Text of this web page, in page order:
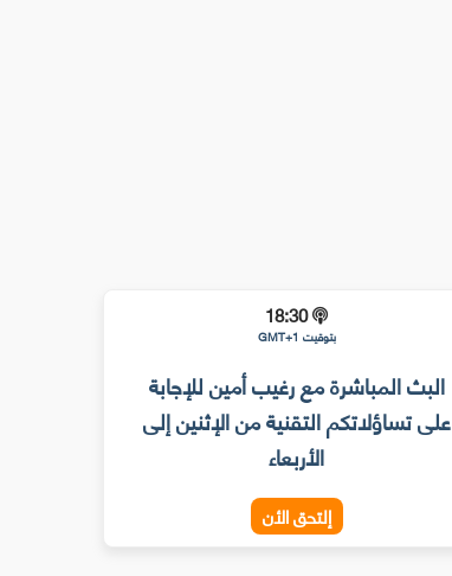
18:30
بتوقيت GMT+1
البث المباشرة مع رغيب أمين للإجابة
على تساؤلاتكم التقنية من الإثنين إلى
الأربعاء
إلتحق الأن